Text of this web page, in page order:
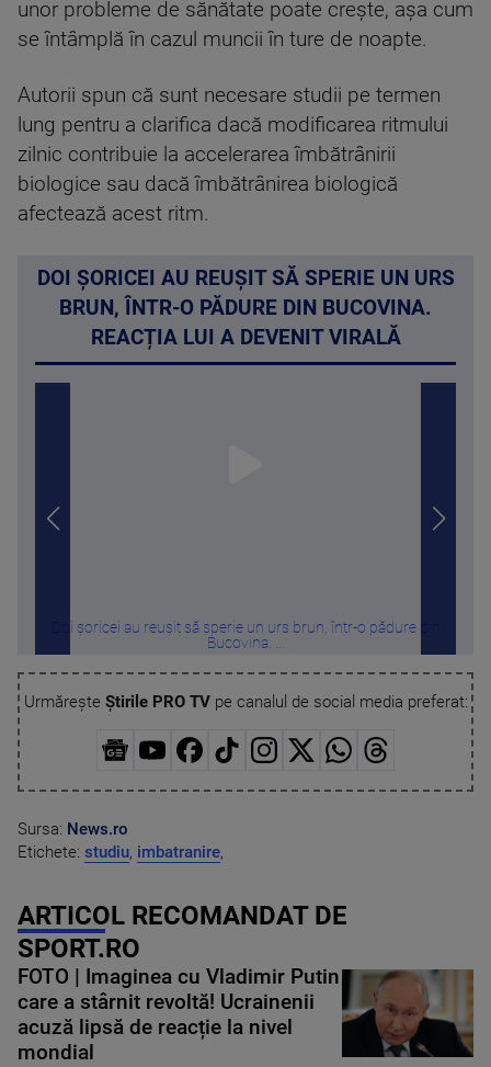
unor probleme de sănătate poate crește, așa cum
se întâmplă în cazul muncii în ture de noapte.
Autorii spun că sunt necesare studii pe termen
lung pentru a clarifica dacă modificarea ritmului
zilnic contribuie la accelerarea îmbătrânirii
biologice sau dacă îmbătrânirea biologică
afectează acest ritm.
DOI ȘORICEI AU REUȘIT SĂ SPERIE UN URS
BRUN, ÎNTR-O PĂDURE DIN BUCOVINA.
REACȚIA LUI A DEVENIT VIRALĂ
Doi șoricei au reușit să sperie un urs brun, într-o pădure din
Bucovina. ...
Urmărește Știrile PRO TVpe canalul de social media preferat:
Sursa: News.ro
Etichete: studiu, imbatranire,
ARTICOL RECOMANDAT DE
SPORT.RO
FOTO | Imaginea cu Vladimir Putin
care a stârnit revoltă! Ucrainenii
acuză lipsă de reacție la nivel
mondial